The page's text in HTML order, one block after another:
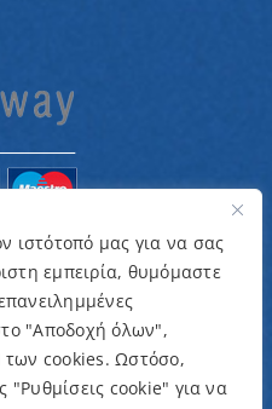
ιστότοπό μας για να σας
εμπειρία, θυμόμαστε
"Αποδοχή όλων",
cookies. Ωστόσο,
"Ρυθμίσεις cookie" για να
Σύνδεσμος για
παθήσεις «Ένα
& Developed byNETinfo